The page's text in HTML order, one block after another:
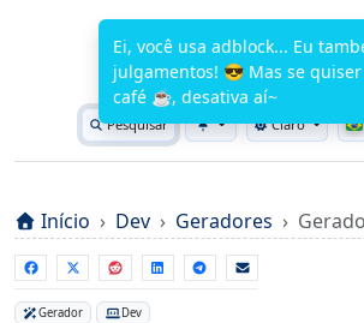
FERRAMENTAS GRÁTIS
Pesquisar Toggle
Claro
Início Dev Geradores
Gerador Dev
Ei, você usa adblock... Eu
julgamentos! 😎 Mas se
café ☕, desativa aí~